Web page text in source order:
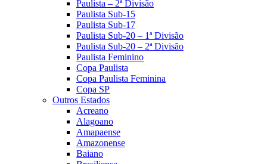
Paulista – 2ª Divisão
Paulista Sub-15
Paulista Sub-17
Paulista Sub-20 – 1ª Divisão
Paulista Sub-20 – 2ª Divisão
Paulista Feminino
Copa Paulista
Copa Paulista Feminina
Copa SP
Outros Estados
Acreano
Alagoano
Amapaense
Amazonense
Baiano